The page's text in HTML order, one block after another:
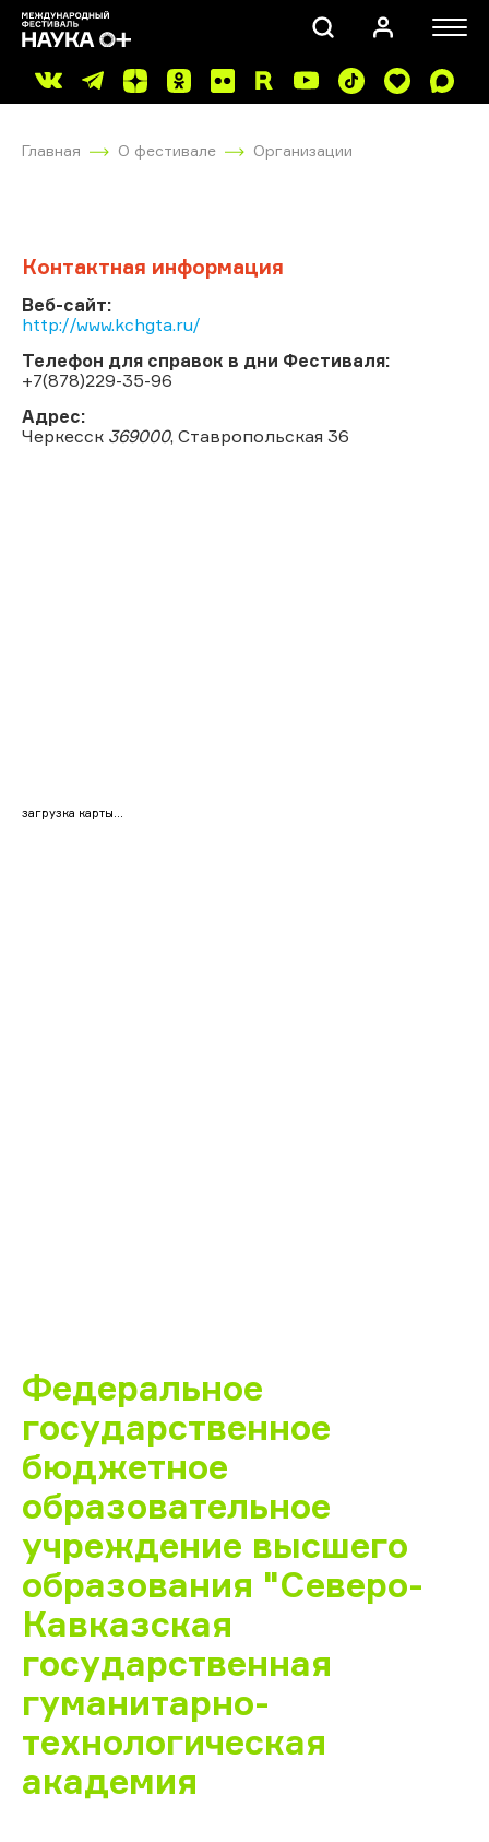
Главная О фестивале Организации
Контактная информация
Веб-сайт:
http://www.kchgta.ru/
Телефон для справок в дни Фестиваля:
+7(878)229-35-96
Адрес:
Черкесск 369000, Ставропольская 36
загрузка карты...
Федеральное
государственное
бюджетное
образовательное
учреждение высшего
образования "Северо-
Кавказская
государственная
гуманитарно-
технологическая
академия